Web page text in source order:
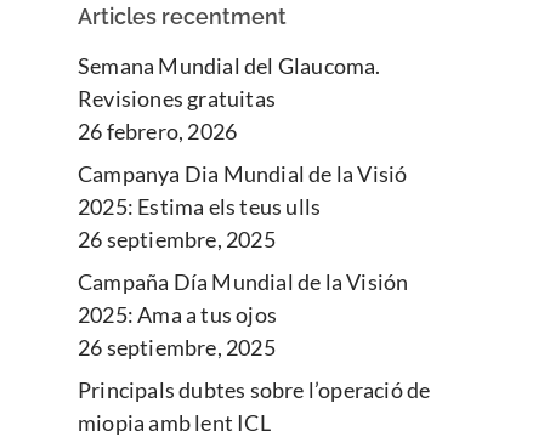
Articles recentment
Semana Mundial del Glaucoma.
Revisiones gratuitas
26 febrero, 2026
Campanya Dia Mundial de la Visió
2025: Estima els teus ulls
26 septiembre, 2025
Campaña Día Mundial de la Visión
2025: Ama a tus ojos
26 septiembre, 2025
Principals dubtes sobre l’operació de
miopia amb lent ICL